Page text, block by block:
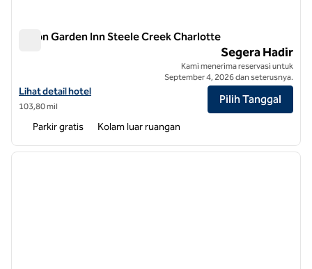
Hilton Garden Inn Steele Creek Charlotte
Lihat detail hotel untuk Hilton Garden Inn Steele Creek Charlotte
Lihat detail hotel
103,80 mil
Segera Hadir
Kami menerima reservasi untuk
September 4, 2026 dan seterusnya.
Pilih Tanggal
Parkir gratis Kolam luar ruangan
1 dari 12